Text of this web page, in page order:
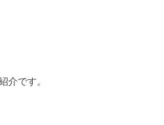
介です。